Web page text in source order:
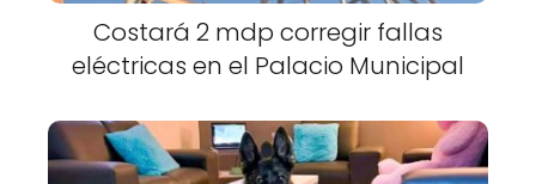
Costará 2 mdp corregir fallas
eléctricas en el Palacio Municipal